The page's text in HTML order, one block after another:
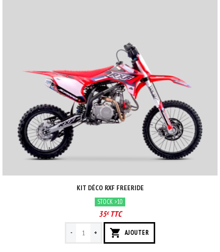
KIT DÉCO RXF FREERIDE
STOCK >10
35€TTC
- + AJOUTER